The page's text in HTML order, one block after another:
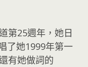
第25週年，她日
了她1999年第一
有她做詞的